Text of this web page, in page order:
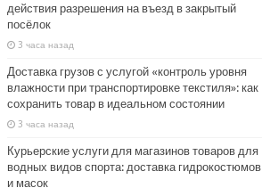
действия разрешения на въезд в закрытый
посёлок
3 часа назад
Доставка грузов с услугой «контроль уровня
влажности при транспортировке текстиля»: как
сохранить товар в идеальном состоянии
3 часа назад
Курьерские услуги для магазинов товаров для
водных видов спорта: доставка гидрокостюмов
и масок